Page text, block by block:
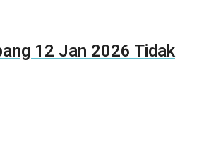
12 Jan 2026 Tidak